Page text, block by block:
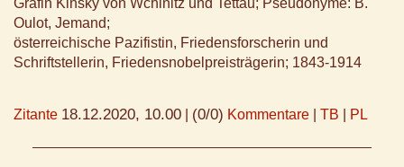
Gräfin Kinsky von Wchinitz und Tettau; Pseudonyme: B.
Oulot, Jemand;
österreichische Pazifistin, Friedensforscherin und
Schriftstellerin, Friedensnobelpreisträgerin; 1843-1914
Zitante 18.12.2020, 10.00 (0/0) Kommentare TB PL